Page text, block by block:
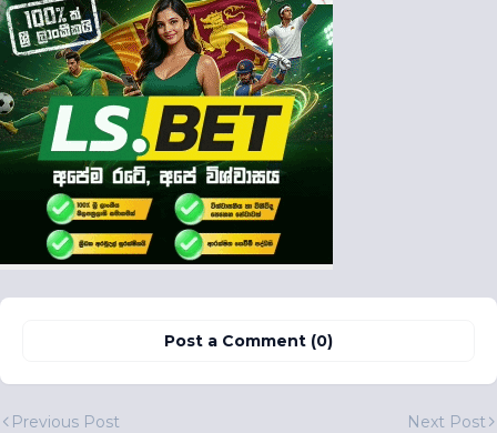
Post a Comment (0)
Previous Post Next Post